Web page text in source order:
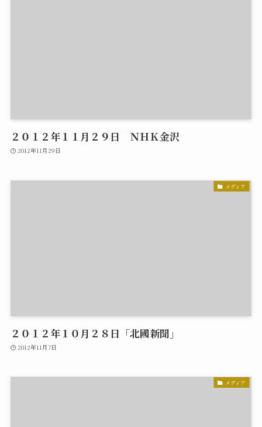
２０１２年１１月２９日 ＮＨＫ金沢
2012年11月29日
メディア
２０１２年１０月２８日「北國新聞」
2012年11月7日
メディア